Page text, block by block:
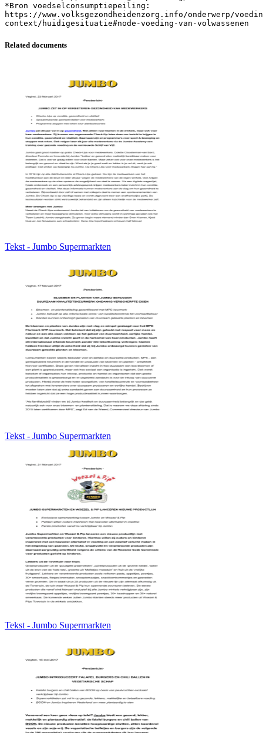
*Bron voedselconsumptiepeiling:
https://www.volksgezondheidenzorg.info/onderwerp/
Related documents
Tekst - Jumbo Supermarkten
Tekst - Jumbo Supermarkten
Tekst - Jumbo Supermarkten